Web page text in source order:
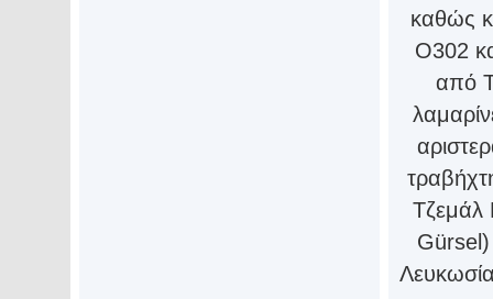
καθώς
Ο302
από
Τζεμάλ
Gürsel)